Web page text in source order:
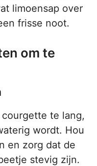
limoensap over
frisse noot.
om te
te lang,
wordt. Hou
en zorg dat de
stevig zijn.